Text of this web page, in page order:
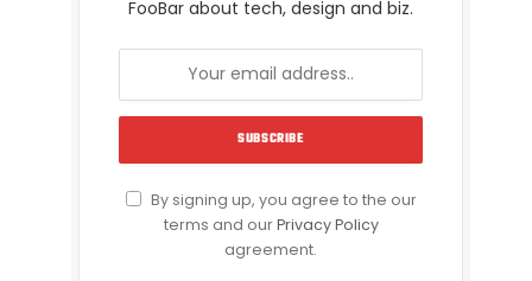
FooBar about tech, design and biz.
By signing up, you agree to the our
terms and ourPrivacy Policy
agreement.